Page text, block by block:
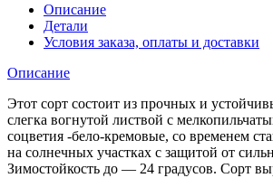
Описание
Детали
Условия заказа, оплаты и доставки
Описание
Этот сорт состоит из прочных и
слегка вогнутой листвой с
соцветия -бело-кремовые, со временем
на солнечных участках с защитой от
Зимостойкость до — 24 градусов. Сорт